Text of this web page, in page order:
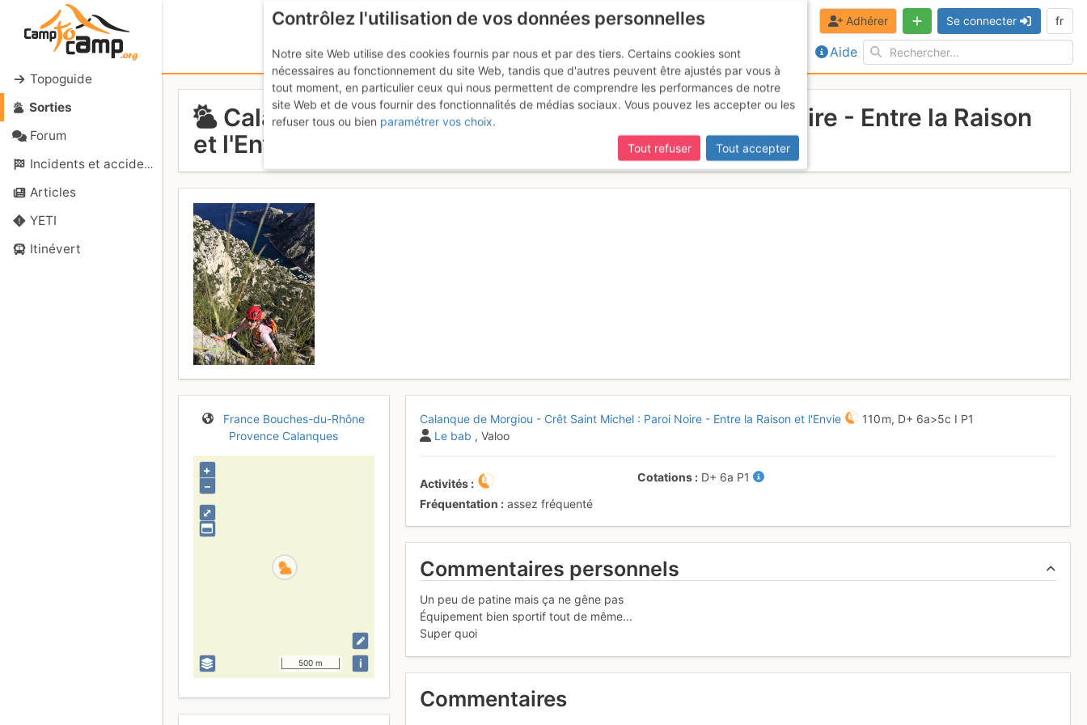
Topoguide
Sorties
Forum
Incidents et accidents
Articles
YETI
Itinévert
Aide
Adhérer Se connecter fr
Calanque de Morgiou - Crêt Saint Michel : Paroi Noire - Entre la Raison
et l'Envie
France Bouches-du-Rhône
Provence Calanques
⤢
+
–
500 m i
Calanque de Morgiou - Crêt Saint Michel : Paroi Noire - Entre la Raison et l'Envie 110 m, D+ 6a>5c I P1
Le bab , Valoo
Activités
Fréquentation
assez fréquenté
Cotations D+ 6a P1
Commentaires personnels
Un peu de patine mais ça ne gêne pas
Équipement bien sportif tout de même...
Super quoi
Commentaires
Contrôlez l'utilisation de vos données personnelles
Notre site Web utilise des cookies fournis par nous et par des tiers. Certains cookies sont
nécessaires au fonctionnement du site Web, tandis que d'autres peuvent être ajustés par vous à
tout moment, en particulier ceux qui nous permettent de comprendre les performances de notre
site Web et de vous fournir des fonctionnalités de médias sociaux. Vous pouvez les accepter ou les
refuser tous ou bien paramétrer vos choix.
Tout refuser
Tout accepter